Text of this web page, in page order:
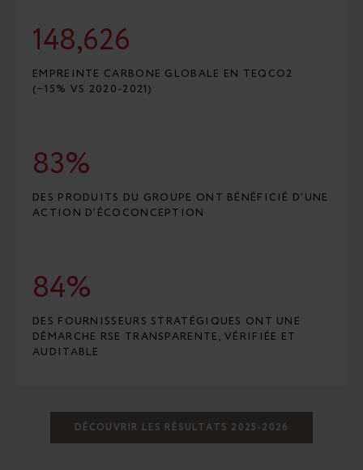
148,626
EMPREINTE CARBONE GLOBALE EN TEQCO2
(−15% VS 2020-2021)
83%
DES PRODUITS DU GROUPE ONT BÉNÉFICIÉ D’UNE
ACTION D’ÉCOCONCEPTION
84%
DES FOURNISSEURS STRATÉGIQUES ONT UNE
DÉMARCHE RSE TRANSPARENTE, VÉRIFIÉE ET
AUDITABLE
DÉCOUVRIR LES RÉSULTATS 2025-2026